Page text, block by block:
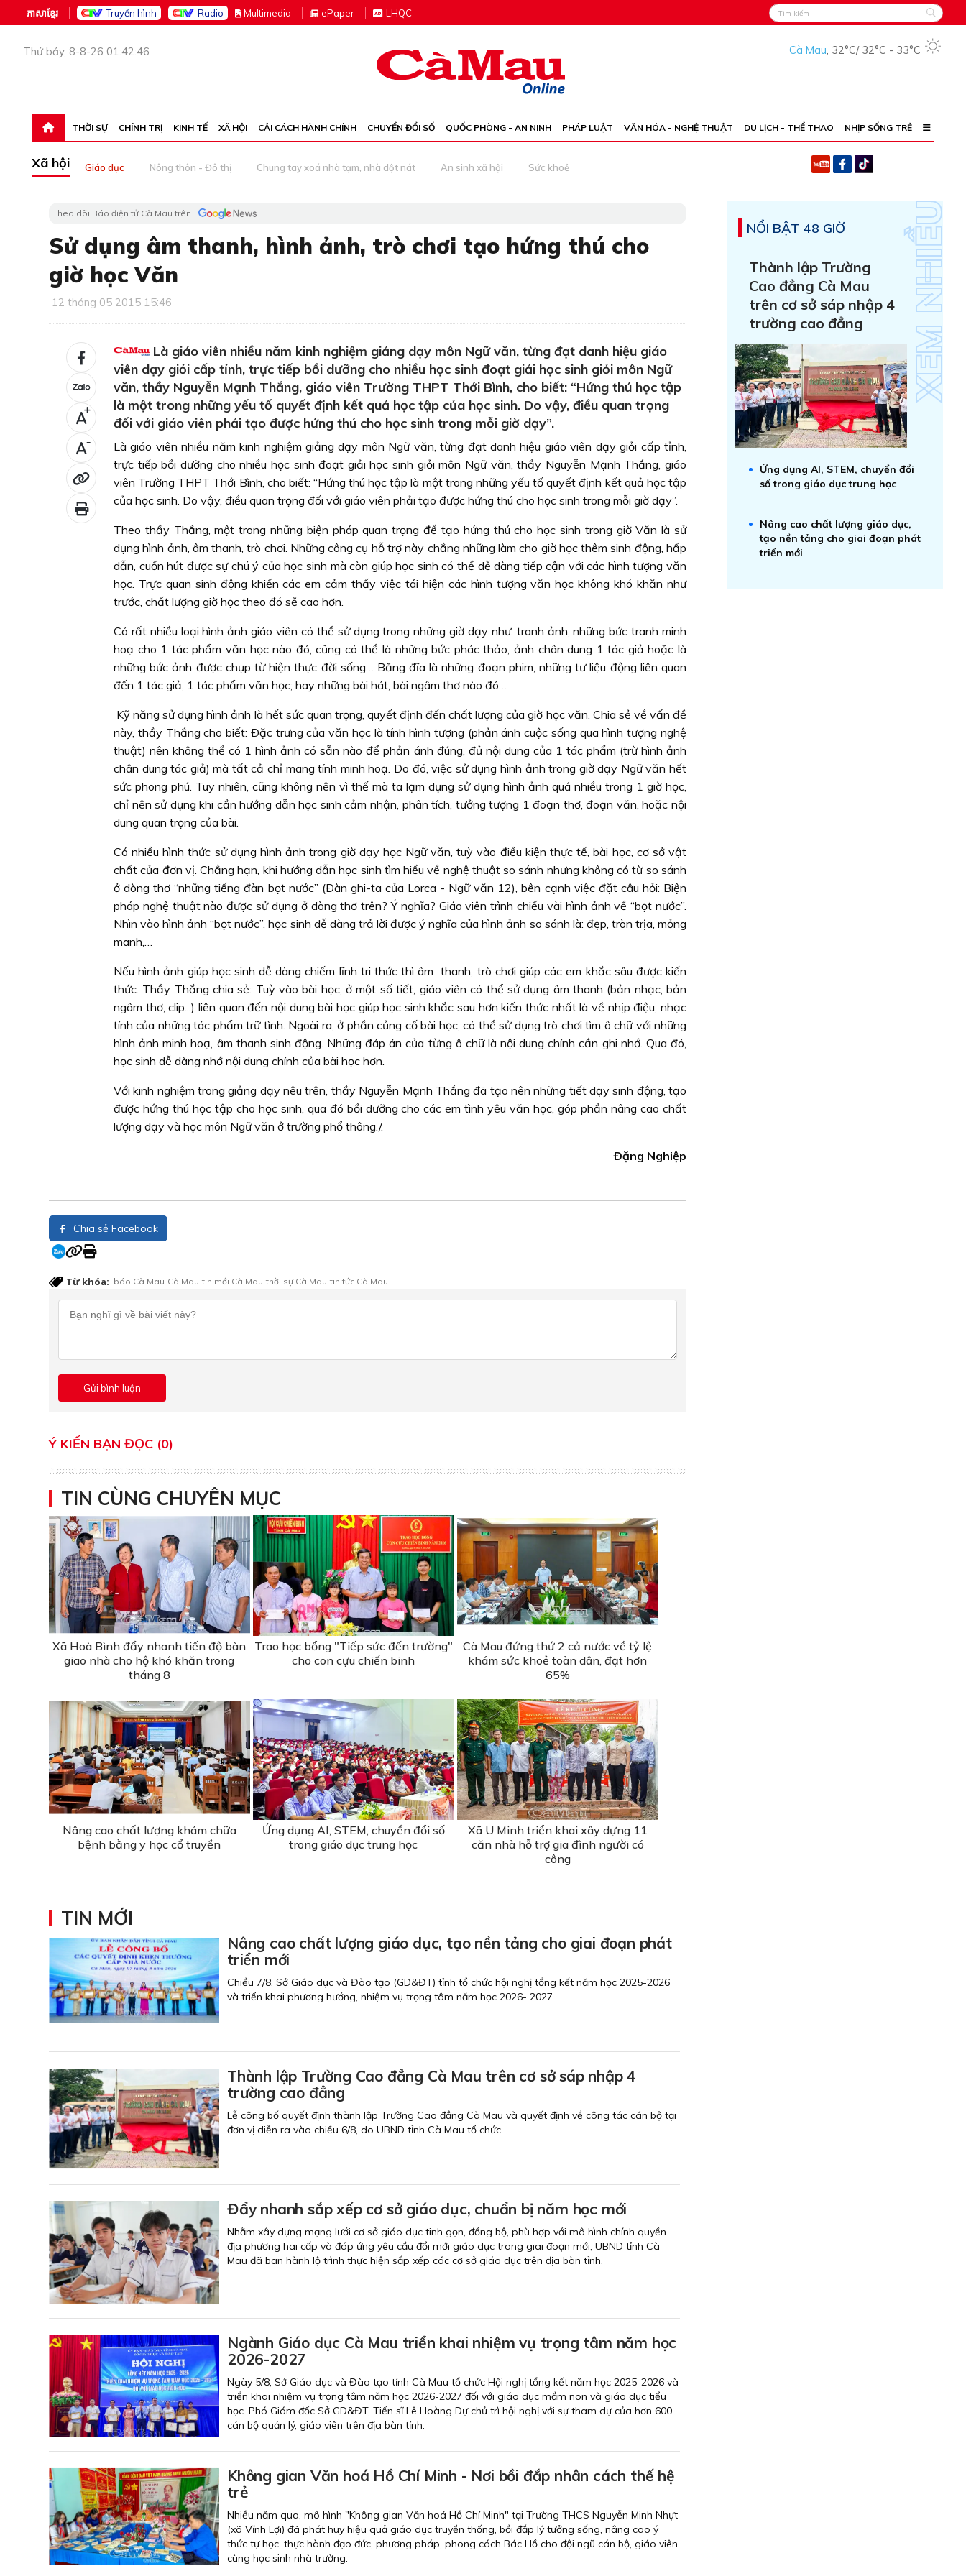
ភាសាខ្មែរ Truyền hình Radio Multimedia ePaper LHQC
Thứ bảy, 8-8-26 01:42:46 Cà Mau, 32°C/ 32°C - 33°C
THỜI SỰ CHÍNH TRỊ KINH TẾ XÃ HỘI CẢI CÁCH HÀNH CHÍNH CHUYỂN ĐỔI SỐ QUỐC PHÒNG - AN NINH PHÁP LUẬT VĂN HÓA - NGHỆ THUẬT DU LỊCH - THỂ THAO NHỊP SỐNG TRẺ
Xã hội Giáo dục Nông thôn - Đô thị Chung tay xoá nhà tạm, nhà dột nát An sinh xã hội Sức khoẻ
Theo dõi Báo điện tử Cà Mau trên
Sử dụng âm thanh, hình ảnh, trò chơi tạo hứng thú cho
giờ học Văn
12 tháng 05 2015 15:46
+
-
Là giáo viên nhiều năm kinh nghiệm giảng dạy môn Ngữ văn, từng đạt danh hiệu giáo
viên dạy giỏi cấp tỉnh, trực tiếp bồi dưỡng cho nhiều học sinh đoạt giải học sinh giỏi môn Ngữ
văn, thầy Nguyễn Mạnh Thắng, giáo viên Trường THPT Thới Bình, cho biết: “Hứng thú học tập
là một trong những yếu tố quyết định kết quả học tập của học sinh. Do vậy, điều quan trọng
đối với giáo viên phải tạo được hứng thú cho học sinh trong mỗi giờ dạy”.
Là giáo viên nhiều năm kinh nghiệm giảng dạy môn Ngữ văn, từng đạt danh hiệu giáo viên dạy giỏi cấp tỉnh,
trực tiếp bồi dưỡng cho nhiều học sinh đoạt giải học sinh giỏi môn Ngữ văn, thầy Nguyễn Mạnh Thắng, giáo
viên Trường THPT Thới Bình, cho biết: “Hứng thú học tập là một trong những yếu tố quyết định kết quả học tập
của học sinh. Do vậy, điều quan trọng đối với giáo viên phải tạo được hứng thú cho học sinh trong mỗi giờ dạy”.
Theo thầy Thắng, một trong những biện pháp quan trọng để tạo hứng thú cho học sinh trong giờ Văn là sử
dụng hình ảnh, âm thanh, trò chơi. Những công cụ hỗ trợ này chẳng những làm cho giờ học thêm sinh động, hấp
dẫn, cuốn hút được sự chú ý của học sinh mà còn giúp học sinh có thể dễ dàng tiếp cận với các hình tượng văn
học. Trực quan sinh động khiến các em cảm thấy việc tái hiện các hình tượng văn học không khó khăn như
trước, chất lượng giờ học theo đó sẽ cao hơn.
Có rất nhiều loại hình ảnh giáo viên có thể sử dụng trong những giờ dạy như: tranh ảnh, những bức tranh minh
hoạ cho 1 tác phẩm văn học nào đó, cũng có thể là những bức phác thảo, ảnh chân dung 1 tác giả hoặc là
những bức ảnh được chụp từ hiện thực đời sống… Băng đĩa là những đoạn phim, những tư liệu động liên quan
đến 1 tác giả, 1 tác phẩm văn học; hay những bài hát, bài ngâm thơ nào đó…
Kỹ năng sử dụng hình ảnh là hết sức quan trọng, quyết định đến chất lượng của giờ học văn. Chia sẻ về vấn đề
này, thầy Thắng cho biết: Ðặc trưng của văn học là tính hình tượng (phản ánh cuộc sống qua hình tượng nghệ
thuật) nên không thể có 1 hình ảnh có sẵn nào để phản ánh đúng, đủ nội dung của 1 tác phẩm (trừ hình ảnh
chân dung tác giả) mà tất cả chỉ mang tính minh hoạ. Do đó, việc sử dụng hình ảnh trong giờ dạy Ngữ văn hết
sức phong phú. Tuy nhiên, cũng không nên vì thế mà ta lạm dụng sử dụng hình ảnh quá nhiều trong 1 giờ học,
chỉ nên sử dụng khi cần hướng dẫn học sinh cảm nhận, phân tích, tưởng tượng 1 đoạn thơ, đoạn văn, hoặc nội
dung quan trọng của bài.
Có nhiều hình thức sử dụng hình ảnh trong giờ dạy học Ngữ văn, tuỳ vào điều kiện thực tế, bài học, cơ sở vật
chất của đơn vị. Chẳng hạn, khi hướng dẫn học sinh tìm hiểu về nghệ thuật so sánh nhưng không có từ so sánh
ở dòng thơ “những tiếng đàn bọt nước” (Ðàn ghi-ta của Lorca - Ngữ văn 12), bên cạnh việc đặt câu hỏi: Biện
pháp nghệ thuật nào được sử dụng ở dòng thơ trên? Ý nghĩa? Giáo viên trình chiếu vài hình ảnh về “bọt nước”.
Nhìn vào hình ảnh “bọt nước”, học sinh dễ dàng trả lời được ý nghĩa của hình ảnh so sánh là: đẹp, tròn trịa, mỏng
manh,…
Nếu hình ảnh giúp học sinh dễ dàng chiếm lĩnh tri thức thì âm thanh, trò chơi giúp các em khắc sâu được kiến
thức. Thầy Thắng chia sẻ: Tuỳ vào bài học, ở một số tiết, giáo viên có thể sử dụng âm thanh (bản nhạc, bản
ngâm thơ, clip...) liên quan đến nội dung bài học giúp học sinh khắc sau hơn kiến thức nhất là về nhịp điệu, nhạc
tính của những tác phẩm trữ tình. Ngoài ra, ở phần củng cố bài học, có thể sử dụng trò chơi tìm ô chữ với những
hình ảnh minh hoạ, âm thanh sinh động. Những đáp án của từng ô chữ là nội dung chính cần ghi nhớ. Qua đó,
học sinh dễ dàng nhớ nội dung chính của bài học hơn.
Với kinh nghiệm trong giảng dạy nêu trên, thầy Nguyễn Mạnh Thắng đã tạo nên những tiết dạy sinh động, tạo
được hứng thú học tập cho học sinh, qua đó bồi dưỡng cho các em tình yêu văn học, góp phần nâng cao chất
lượng dạy và học môn Ngữ văn ở trường phổ thông./.
Ðặng Nghiệp
Chia sẻ Facebook
Từ khóa: báo Cà Mau Cà Mau tin mới Cà Mau thời sự Cà Mau tin tức Cà Mau
Ý KIẾN BẠN ĐỌC (0)
TIN CÙNG CHUYÊN MỤC
Xã Hoà Bình đẩy nhanh tiến độ bàn
giao nhà cho hộ khó khăn trong
tháng 8
Trao học bổng "Tiếp sức đến trường"
cho con cựu chiến binh
Cà Mau đứng thứ 2 cả nước về tỷ lệ
khám sức khoẻ toàn dân, đạt hơn
65%
Nâng cao chất lượng khám chữa
bệnh bằng y học cổ truyền
Ứng dụng AI, STEM, chuyển đổi số
trong giáo dục trung học
Xã U Minh triển khai xây dựng 11
căn nhà hỗ trợ gia đình người có
công
NỔI BẬT 48 GIỜ
Thành lập Trường
Cao đẳng Cà Mau
trên cơ sở sáp nhập 4
trường cao đẳng
Ứng dụng AI, STEM, chuyển đổi
số trong giáo dục trung học
Nâng cao chất lượng giáo dục,
tạo nền tảng cho giai đoạn phát
triển mới
TIN MỚI
Nâng cao chất lượng giáo dục, tạo nền tảng cho giai đoạn phát
triển mới
Chiều 7/8, Sở Giáo dục và Đào tạo (GD&ĐT) tỉnh tổ chức hội nghị tổng kết năm học 2025-2026
và triển khai phương hướng, nhiệm vụ trọng tâm năm học 2026- 2027.
Thành lập Trường Cao đẳng Cà Mau trên cơ sở sáp nhập 4
trường cao đẳng
Lễ công bố quyết định thành lập Trường Cao đẳng Cà Mau và quyết định về công tác cán bộ tại
đơn vị diễn ra vào chiều 6/8, do UBND tỉnh Cà Mau tổ chức.
Đẩy nhanh sắp xếp cơ sở giáo dục, chuẩn bị năm học mới
Nhằm xây dựng mạng lưới cơ sở giáo dục tinh gọn, đồng bộ, phù hợp với mô hình chính quyền
địa phương hai cấp và đáp ứng yêu cầu đổi mới giáo dục trong giai đoạn mới, UBND tỉnh Cà
Mau đã ban hành lộ trình thực hiện sắp xếp các cơ sở giáo dục trên địa bàn tỉnh.
Ngành Giáo dục Cà Mau triển khai nhiệm vụ trọng tâm năm học
2026-2027
Ngày 5/8, Sở Giáo dục và Đào tạo tỉnh Cà Mau tổ chức Hội nghị tổng kết năm học 2025-2026 và
triển khai nhiệm vụ trọng tâm năm học 2026-2027 đối với giáo dục mầm non và giáo dục tiểu
học. Phó Giám đốc Sở GD&ĐT, Tiến sĩ Lê Hoàng Dự chủ trì hội nghị với sự tham dự của hơn 600
cán bộ quản lý, giáo viên trên địa bàn tỉnh.
Không gian Văn hoá Hồ Chí Minh - Nơi bồi đắp nhân cách thế hệ
trẻ
Nhiều năm qua, mô hình "Không gian Văn hoá Hồ Chí Minh" tại Trường THCS Nguyễn Minh Nhựt
(xã Vĩnh Lợi) đã phát huy hiệu quả giáo dục truyền thống, bồi đắp lý tưởng sống, nâng cao ý
thức tự học, thực hành đạo đức, phương pháp, phong cách Bác Hồ cho đội ngũ cán bộ, giáo viên
cùng học sinh nhà trường.